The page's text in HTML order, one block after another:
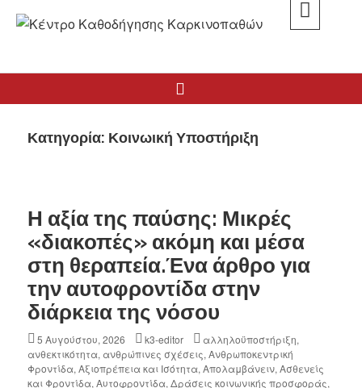
Κατηγορία: Κοινωική Υποστήριξη
Η αξία της παύσης: Μικρές
«διακοπές» ακόμη και μέσα
στη θεραπεία.Ένα άρθρο για
την αυτοφροντίδα στην
διάρκεια της νόσου
5 Αυγούστου, 2026 k3-editor αλληλοϋποστήριξη,
ανθεκτικότητα, ανθρώπινες σχέσεις,Ανθρωποκεντρική
Φροντίδα,Αξιοπρέπεια και Ισότητα,Απολαμβάνειν,Ασθενείς
και Φροντίδα,Αυτοφροντίδα,Δράσεις κοινωνικής προσφοράς,